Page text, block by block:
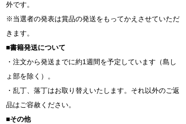
外です。
※当選者の発表は賞品の発送をもってかえさせていただ
きます。
■書籍発送について
・注文から発送までに約1週間を予定しています（島し
ょ部を除く）。
・乱丁、落丁はお取り替えいたします。それ以外のご返
品はご容赦ください。
■その他